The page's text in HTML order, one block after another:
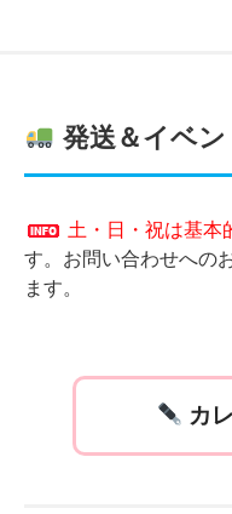
発送＆イベ
土・日・祝は基本
す。お問い合わせへの
ます。
カ